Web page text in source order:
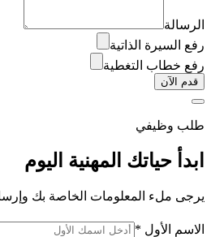
الرسالة
رفع السيرة الذاتية
رفع خطاب التغطية
قدم الآن
طلب وظيفي
ابدأ حياتك المهنية اليوم
يرجى ملء المعلومات الخاصة بك
الاسم الأول *